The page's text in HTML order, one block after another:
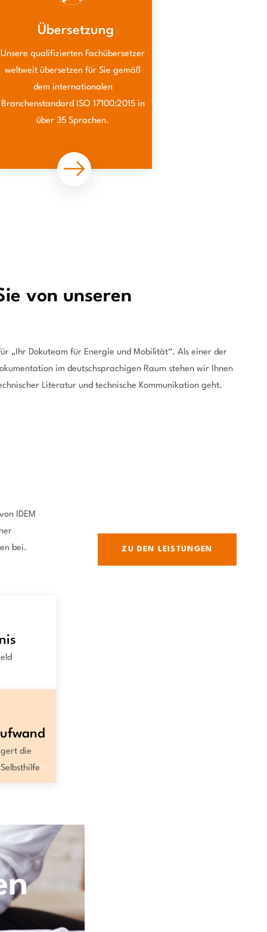
Übersetzung
Unsere qualifizierten Fachübersetzer
weltweit übersetzen für Sie gemäß
dem internationalen
Branchenstandard ISO 17100:2015 in
über 35 Sprachen.
von unseren
„Ihr Dokuteam für Energie und Mobilität“. Als einer der
im deutschsprachigen Raum stehen wir Ihnen
Literatur und technische Kommunikation geht.
IDEM
bei.
ZU DEN LEISTUNGEN
die